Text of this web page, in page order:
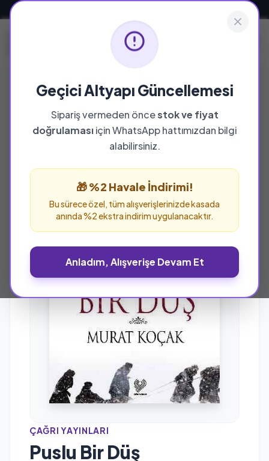
Geçici Altyapı Güncellemesi
Sipariş vermeden öncestok ve fiyat
doğrulamasıiçin WhatsApp hattımızdan bilgi
alabilirsiniz.
🎁 %2 Havale İndirimi!
Bu sürece özel, tüm alışverişlerinizde kasada
anında %2 ekstra indirim uygulanacaktır.
Anladım, Alışverişe Devam Et
ÇAĞRI YAYINLARI
Puslu Bir Düş